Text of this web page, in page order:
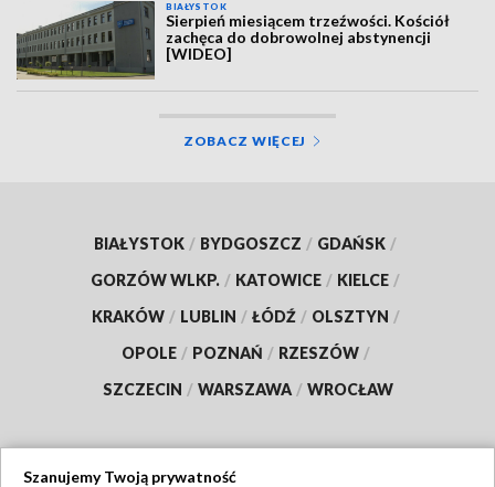
BIAŁYSTOK
Sierpień miesiącem trzeźwości. Kościół
zachęca do dobrowolnej abstynencji
[WIDEO]
ZOBACZ WIĘCEJ
BIAŁYSTOK / BYDGOSZCZ / GDAŃSK /
GORZÓW WLKP. / KATOWICE / KIELCE /
KRAKÓW / LUBLIN / ŁÓDŹ / OLSZTYN /
OPOLE / POZNAŃ / RZESZÓW /
SZCZECIN / WARSZAWA / WROCŁAW
Szanujemy Twoją prywatność